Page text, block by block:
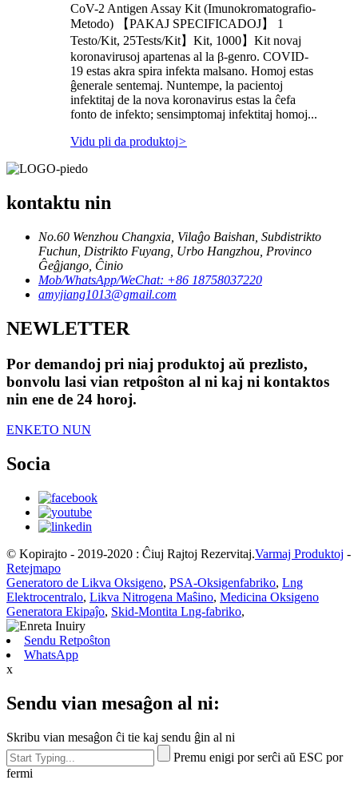
CoV-2 Antigen Assay Kit (Imunokromatografio-
Metodo) 【PAKAJ SPECIFICADOJ】 1
Testo/Kit, 25Tests/Kit】Kit, 1000】Kit novaj
koronavirusoj apartenas al la β-genro. COVID-
19 estas akra spira infekta malsano. Homoj estas
ĝenerale sentemaj. Nuntempe, la pacientoj
infektitaj de la nova koronavirus estas la ĉefa
fonto de infekto; sensimptomaj infektitaj homoj...
Vidu pli da produktoj>
kontaktu nin
No.60 Wenzhou Changxia, Vilaĝo Baishan, Subdistrikto
Fuchun, Distrikto Fuyang, Urbo Hangzhou, Provinco
Ĝeĝjango, Ĉinio
Mob/WhatsApp/WeChat: +86 18758037220
amyjiang1013@gmail.com
NEWLETTER
Por demandoj pri niaj produktoj aŭ prezlisto,
bonvolu lasi vian retpoŝton al ni kaj ni kontaktos
nin ene de 24 horoj.
ENKETO NUN
Socia
© Kopirajto - 2019-2020 : Ĉiuj Rajtoj Rezervitaj.Varmaj Produktoj -
Retejmapo
Generatoro de Likva Oksigeno, PSA-Oksigenfabriko, Lng
Elektrocentralo, Likva Nitrogena Maŝino, Medicina Oksigeno
Generatora Ekipaĵo, Skid-Montita Lng-fabriko,
Sendu Retpoŝton
WhatsApp
x
Sendu vian mesaĝon al ni:
Skribu vian mesaĝon ĉi tie kaj sendu ĝin al ni
Premu enigi por serĉi aŭ ESC por
fermi